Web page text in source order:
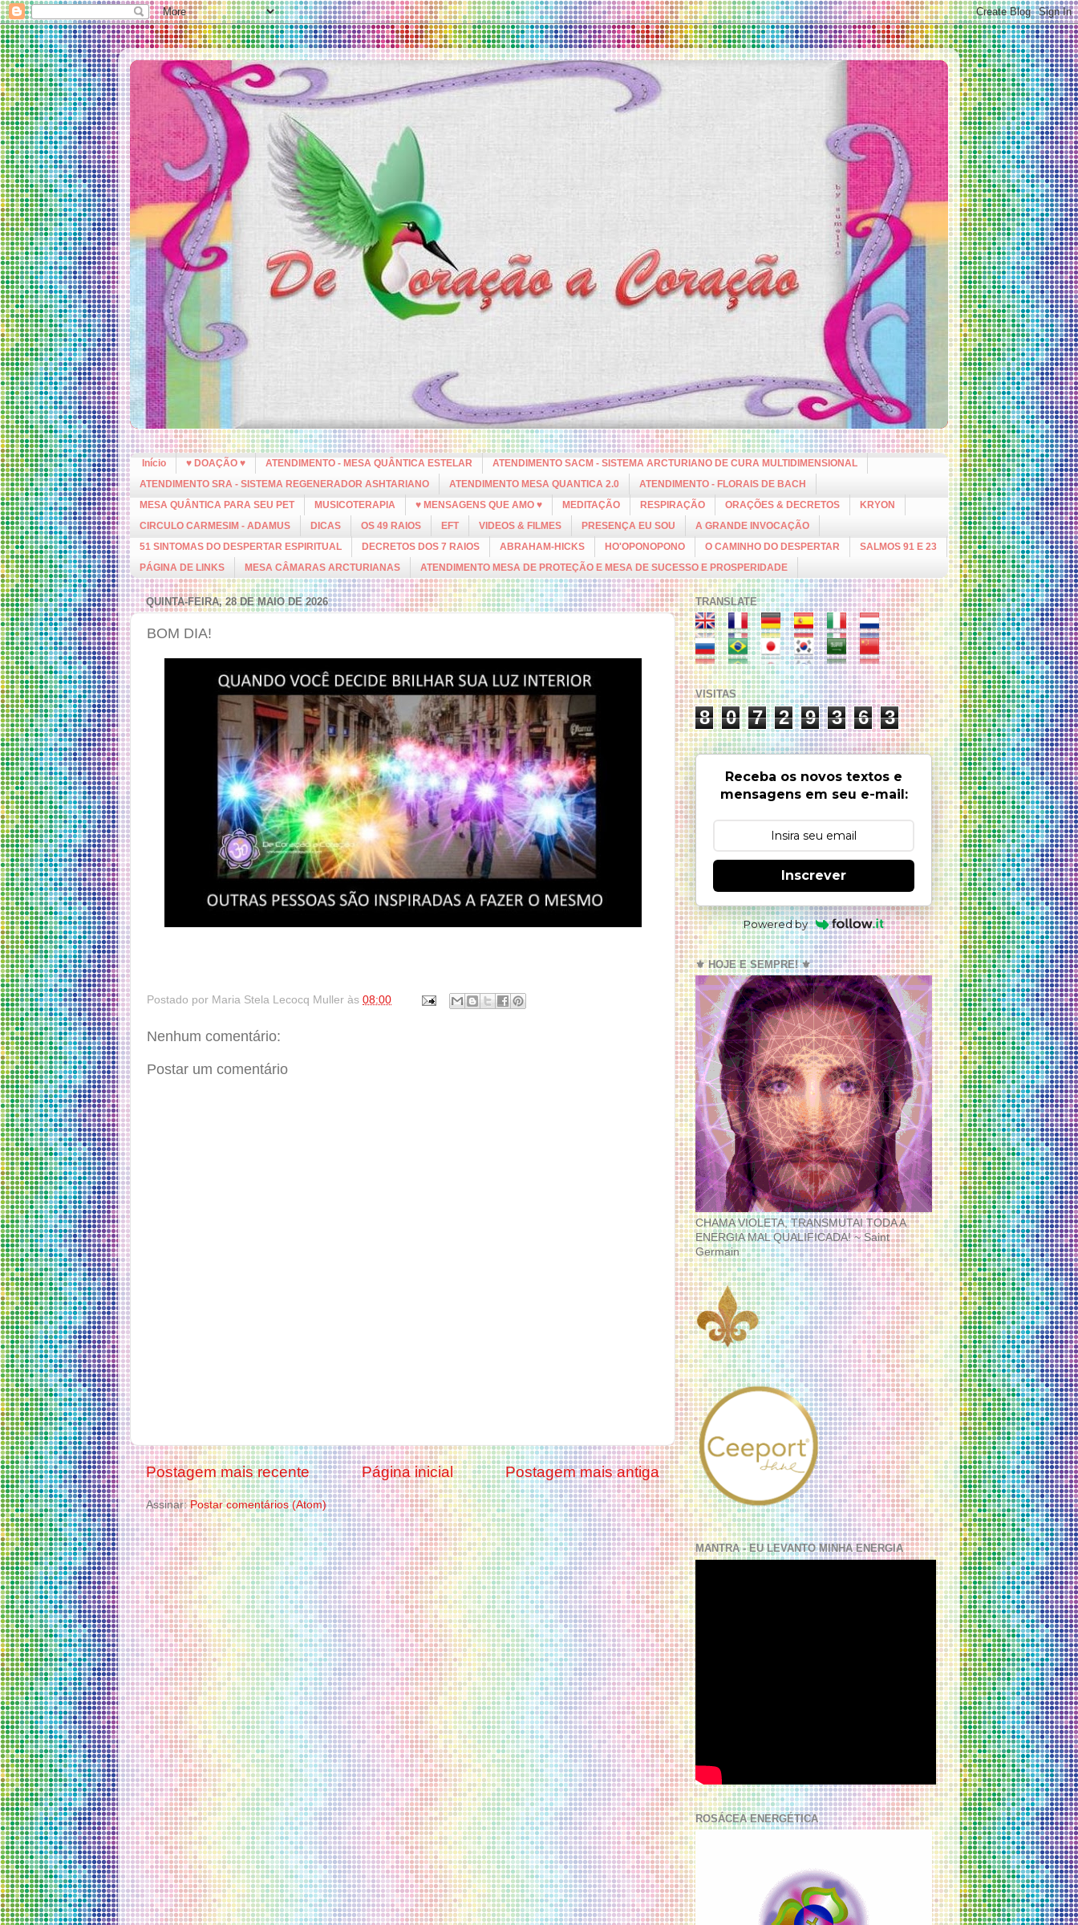
Início ♥ DOAÇÃO ♥ ATENDIMENTO - MESA QUÂNTICA ESTELAR
ATENDIMENTO SACM - SISTEMA ARCTURIANO DE CURA MULTIDIMENSIONAL
ATENDIMENTO SRA - SISTEMA REGENERADOR ASHTARIANO
ATENDIMENTO MESA QUANTICA 2.0
ATENDIMENTO - FLORAIS DE BACH
MESA QUÂNTICA PARA SEU PET
MUSICOTERAPIA ♥ MENSAGENS QUE AMO ♥ MEDITAÇÃO RESPIRAÇÃO ORAÇÕES & DECRETOS
KRYON
CIRCULO CARMESIM - ADAMUS
DICAS OS 49 RAIOS EFT VIDEOS & FILMES PRESENÇA EU SOU
A GRANDE INVOCAÇÃO
51 SINTOMAS DO DESPERTAR ESPIRITUAL
DECRETOS DOS 7 RAIOS ABRAHAM-HICKS HO'OPONOPONO O CAMINHO DO DESPERTAR
SALMOS 91 E 23
PÁGINA DE LINKS
MESA CÂMARAS ARCTURIANAS ATENDIMENTO MESA DE PROTEÇÃO E MESA DE SUCESSO E PROSPERIDADE
QUINTA-FEIRA, 28 DE MAIO DE 2026
BOM DIA!
Postado por Maria Stela Lecocq Muller às 08:00
Nenhum comentário:
Postar um comentário
Postagem mais recente Postagem mais antiga
Página inicial
Assinar:Postar comentários (Atom)
TRANSLATE
VISITAS
8 0 7 2 9 3 6 3
Receba os novos textos e
mensagens em seu e-mail:
Inscrever
Powered by
⚜️ HOJE E SEMPRE! ⚜️
CHAMA VIOLETA, TRANSMUTAI TODA A
ENERGIA MAL QUALIFICADA! ~ Saint
Germain
MANTRA - EU LEVANTO MINHA ENERGIA
ROSÁCEA ENERGÉTICA